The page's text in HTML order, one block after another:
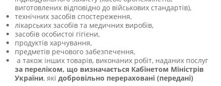
виготовлених відповідно до військових стандартів),
технічних засобів спостереження,
лікарських засобів та медичних виробів,
засобів особистої гігієни,
продуктів харчування,
предметів речового забезпечення,
а також інших товарів, виконаних робіт, наданих послуг
за переліком, що визначається Кабінетом Міністрів
України, які добровільно перераховані (передані)